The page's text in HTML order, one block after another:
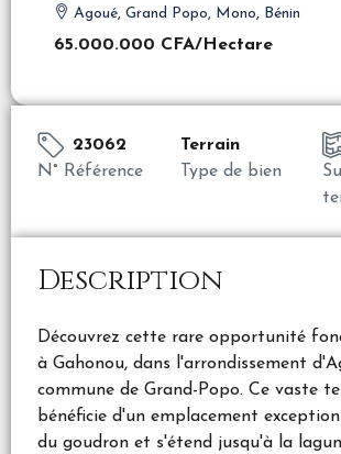
Agoué, Grand Popo, Mono, Bénin
65.000.000 CFA/Hectare
23062
N° Référence
Terrain
Type de bien
Description
Découvrez cette rare opportunité
à Gahonou, dans l'arrondissement
commune de Grand-Popo. Ce vaste
bénéficie d'un emplacement
du goudron et s'étend jusqu'à la